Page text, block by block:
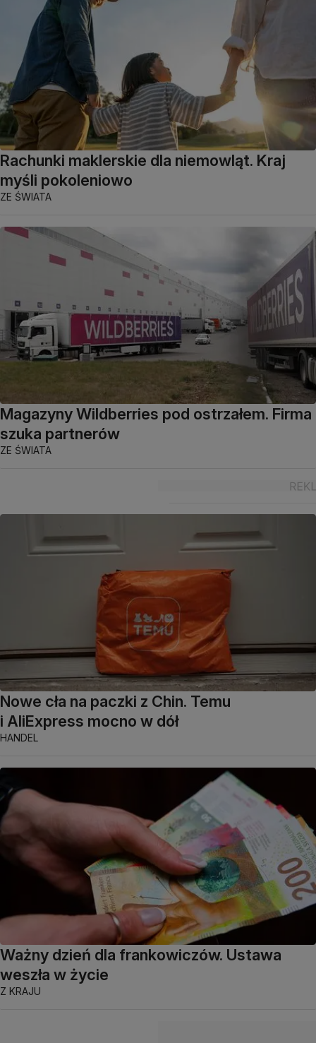
Rachunki maklerskie dla niemowląt. Kraj
myśli pokoleniowo
ZE ŚWIATA
Magazyny Wildberries pod ostrzałem. Firma
szuka partnerów
ZE ŚWIATA
Nowe cła na paczki z Chin. Temu
i AliExpress mocno w dół
HANDEL
Ważny dzień dla frankowiczów. Ustawa
weszła w życie
Z KRAJU